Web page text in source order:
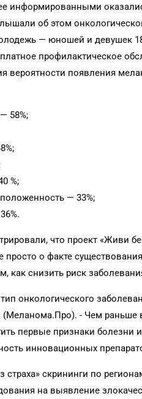
информированными
об этом
— юношей и девушек
профилактическое
вероятности появления
58%;
%;
— 33%;
что проект «Живи
о факте
как снизить риск
онкологического
(Меланома.Про). - Чем раньше
первые признаки болезни
инновационных
скрининги по
на выявление